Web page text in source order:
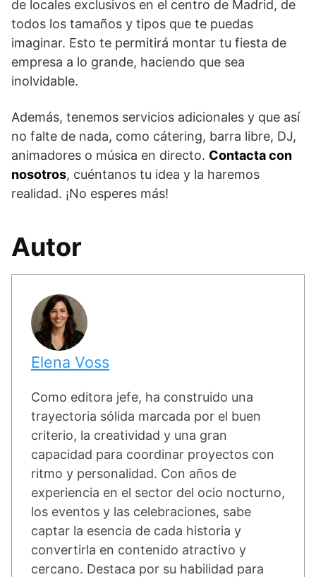
de locales exclusivos en el centro de Madrid, de
todos los tamaños y tipos que te puedas
imaginar. Esto te permitirá montar tu fiesta de
empresa a lo grande, haciendo que sea
inolvidable.
Además, tenemos servicios adicionales y que así
no falte de nada, como cátering, barra libre, DJ,
animadores o música en directo. Contacta con
nosotros, cuéntanos tu idea y la haremos
realidad. ¡No esperes más!
Autor
Elena Voss
Como editora jefe, ha construido una
trayectoria sólida marcada por el buen
criterio, la creatividad y una gran
capacidad para coordinar proyectos con
ritmo y personalidad. Con años de
experiencia en el sector del ocio nocturno,
los eventos y las celebraciones, sabe
captar la esencia de cada historia y
convertirla en contenido atractivo y
cercano. Destaca por su habilidad para